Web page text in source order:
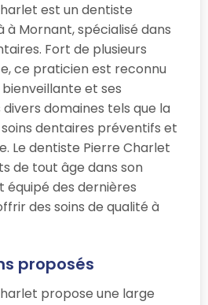
est un dentiste
Mornant, spécialisé dans
Fort de plusieurs
ce praticien est reconnu
et ses
domaines tels que la
dentaires préventifs et
Le dentiste Pierre Charlet
de tout âge dans son
des dernières
des soins de qualité à
proposés
propose une large